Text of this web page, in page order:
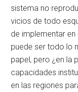
sistema no
vicios de todo
de implementar
puede ser todo lo
papel, pero ¿en la
capacidades
en las regiones